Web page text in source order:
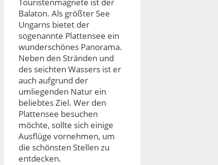
Touristenmagnete ist der
Balaton. Als größter See
Ungarns bietet der
sogenannte Plattensee ein
wunderschönes Panorama.
Neben den Stränden und
des seichten Wassers ist er
auch aufgrund der
umliegenden Natur ein
beliebtes Ziel. Wer den
Plattensee besuchen
möchte, sollte sich einige
Ausflüge vornehmen, um
die schönsten Stellen zu
entdecken.